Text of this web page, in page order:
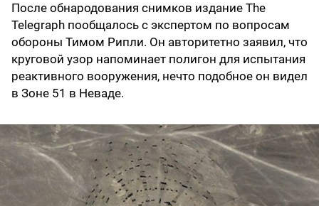
После обнародования снимков издание The
Telegraph пообщалось с экспертом по вопросам
обороны Тимом Рипли. Он авторитетно заявил, что
круговой узор напоминает полигон для испытания
реактивного вооружения, нечто подобное он видел
в Зоне 51 в Неваде.